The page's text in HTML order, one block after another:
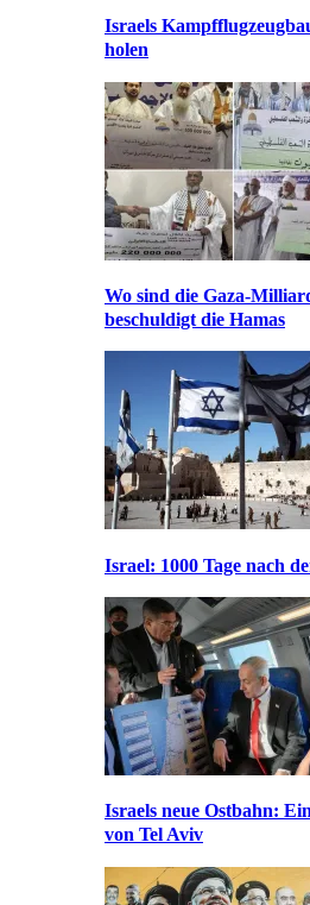
Israels
holen
Wo sind die Gaza-
beschuldigt die Hamas
Israel: 1000 Tage nach
Israels neue Ostbahn:
von Tel Aviv